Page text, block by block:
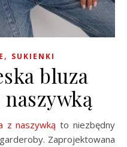
, SUKIENKI
bluza
z naszywką to niezbędny
Zaprojektowana